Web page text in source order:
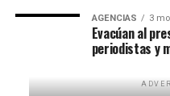
AGENCIAS 3
Evacúan al
periodistas y